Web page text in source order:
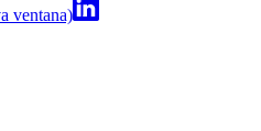
ventana)